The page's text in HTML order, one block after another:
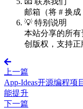
邮箱（将 # 换成
💡 特别说明
本站分享的所
创版权，支持正
上一篇
App-Ideas开源编程
能提升
下一篇